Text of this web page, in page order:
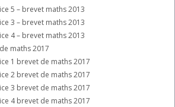
5 – brevet maths 2013
3 – brevet maths 2013
4 – brevet maths 2013
maths 2017
1 brevet de maths 2017
2 brevet de maths 2017
3 brevet de maths 2017
4 brevet de maths 2017